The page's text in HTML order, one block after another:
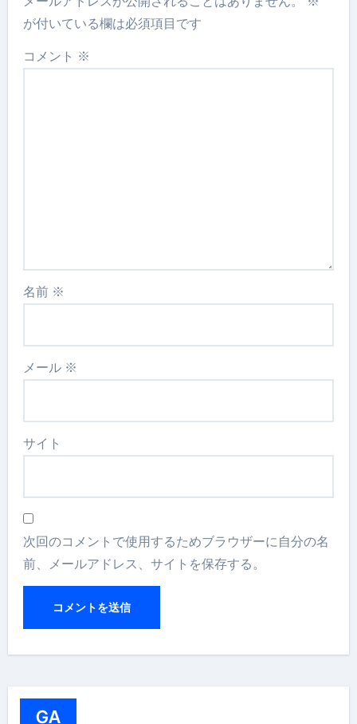
が付いている欄は必須項目です
コメント ※
名前 ※
メール ※
サイト
次回のコメントで使用するためブラウザーに自分の名
前、メールアドレス、サイトを保存する。
GA